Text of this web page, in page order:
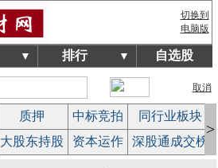
切换到
电脑版
▼ 排行 ▼ 自选股
取消
质押 中标竞拍
同行业板块
大股东持股 资本运作 深股通成交榜
>